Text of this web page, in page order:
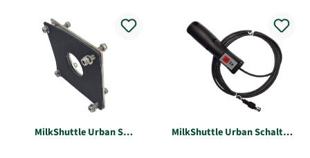
MilkShuttle Urban S
MilkShuttle Urban Schalter